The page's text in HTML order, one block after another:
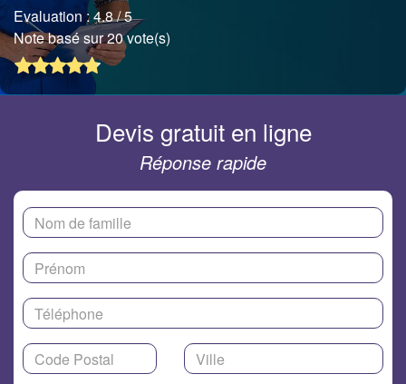
Evaluation :4.8/ 5
Note basé sur 20 vote(s)
Devis gratuit en ligne
Réponse rapide